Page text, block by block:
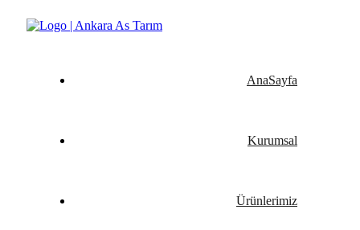
Yeşilin ve Verimin Tüm Formu Ankara As Tarım
AnaSayfa
Kurumsal
Ürünlerimiz